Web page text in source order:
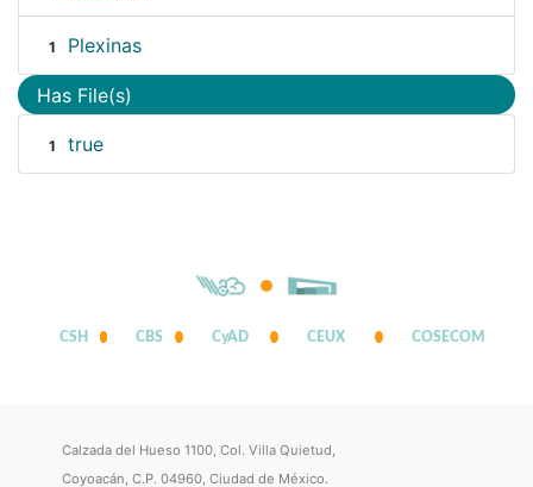
1 Plexinas
Has File(s)
1 true
CSH CBS CyAD CEUX COSECOM
Calzada del Hueso 1100, Col. Villa Quietud,
Coyoacán, C.P. 04960, Ciudad de México.